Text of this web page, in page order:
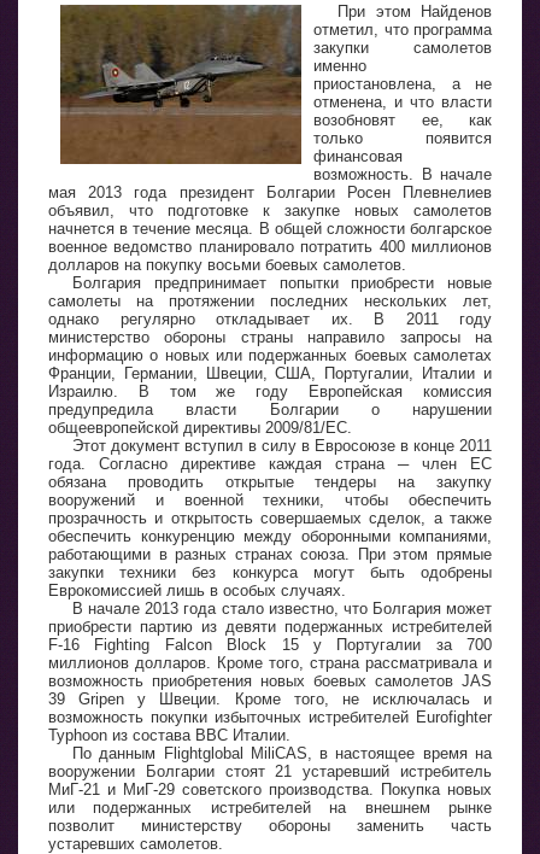
При этом Найденов
отметил, что программа
закупки самолетов
именно
приостановлена, а не
отменена, и что власти
возобновят ее, как
только появится
финансовая
возможность. В начале
мая 2013 года президент Болгарии Росен Плевнелиев
объявил, что подготовке к закупке новых самолетов
начнется в течение месяца. В общей сложности болгарское
военное ведомство планировало потратить 400 миллионов
долларов на покупку восьми боевых самолетов.
Болгария предпринимает попытки приобрести новые
самолеты на протяжении последних нескольких лет,
однако регулярно откладывает их. В 2011 году
министерство обороны страны направило запросы на
информацию о новых или подержанных боевых самолетах
Франции, Германии, Швеции, США, Португалии, Италии и
Израилю. В том же году Европейская комиссия
предупредила власти Болгарии о нарушении
общеевропейской директивы 2009/81/EC.
Этот документ вступил в силу в Евросоюзе в конце 2011
года. Согласно директиве каждая страна ─ член ЕС
обязана проводить открытые тендеры на закупку
вооружений и военной техники, чтобы обеспечить
прозрачность и открытость совершаемых сделок, а также
обеспечить конкуренцию между оборонными компаниями,
работающими в разных странах союза. При этом прямые
закупки техники без конкурса могут быть одобрены
Еврокомиссией лишь в особых случаях.
В начале 2013 года стало известно, что Болгария может
приобрести партию из девяти подержанных истребителей
F-16 Fighting Falcon Block 15 у Португалии за 700
миллионов долларов. Кроме того, страна рассматривала и
возможность приобретения новых боевых самолетов JAS
39 Gripen у Швеции. Кроме того, не исключалась и
возможность покупки избыточных истребителей Eurofighter
Typhoon из состава ВВС Италии.
По данным Flightglobal MiliCAS, в настоящее время на
вооружении Болгарии стоят 21 устаревший истребитель
МиГ-21 и МиГ-29 советского производства. Покупка новых
или подержанных истребителей на внешнем рынке
позволит министерству обороны заменить часть
устаревших самолетов.